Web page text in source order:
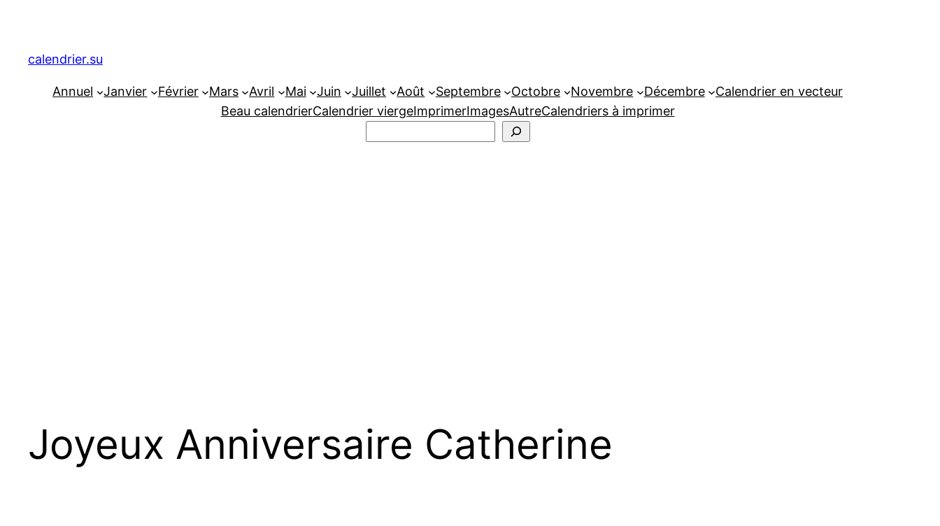
contenu
calendrier.su
Annuel Janvier Février Mars Avril Mai Juin Juillet Août Septembre Octobre Novembre Décembre
Calendrier en vecteur
Beau calendrierCalendrier viergeImprimerImagesAutreCalendriers à imprimer
Joyeux Anniversaire Catherine